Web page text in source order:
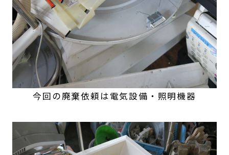
今回の廃棄依頼は電気設備・照明機器